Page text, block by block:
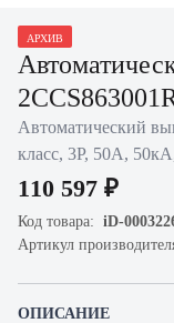
АРХИВ
Автоматический
класс, 3P, 50А,
110 597 ₽
Код товара: iD-
Артикул
ОПИСАНИЕ